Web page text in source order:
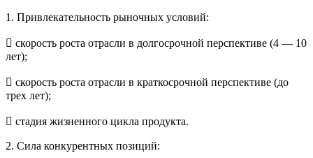
1. Привлекательность рыночных условий:
 скорость роста отрасли в долгосрочной перспективе (4 — 10
лет);
 скорость роста отрасли в краткосрочной перспективе (до
трех лет);
 стадия жизненного цикла продукта.
2. Сила конкурентных позиций: